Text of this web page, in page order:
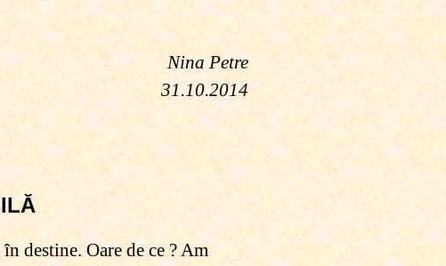
Nina Petre
31.10.2014
destine. Oare de ce ? Am